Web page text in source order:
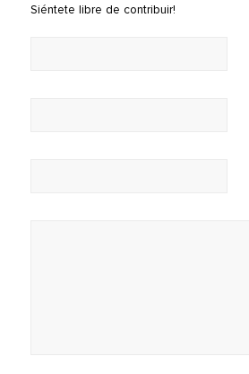
Siéntete libre de contribuir!